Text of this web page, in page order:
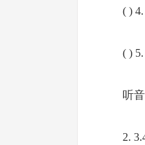
( )
( )
听
2.